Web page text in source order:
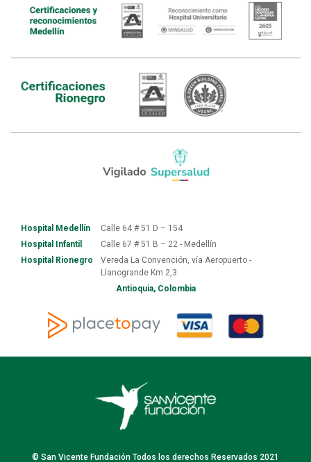
Hospital Medellín
Calle 64 # 51 D – 154
Hospital Infantil
Calle 67 # 51 B – 22 - Medellín
Hospital Rionegro
Vereda La Convención, vía Aeropuerto -
Llanogrande Km 2,3
Antioquia, Colombia
© San Vicente Fundación Todos los derechos Reservados 2021